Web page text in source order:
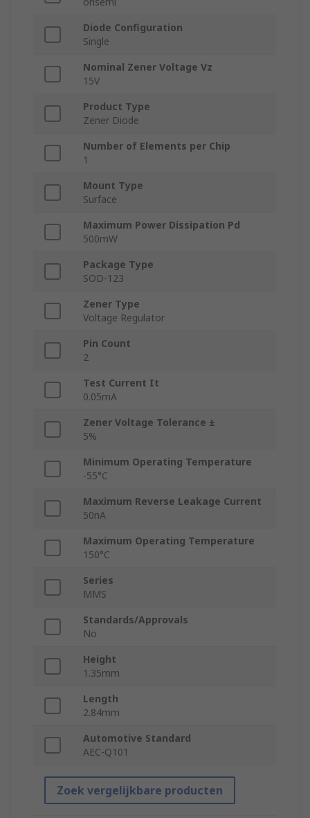
Diode Configuration
Single
Nominal Zener Voltage Vz
15V
Product Type
Zener Diode
Number of Elements per Chip
1
Mount Type
Surface
Maximum Power Dissipation Pd
500mW
Package Type
SOD-123
Zener Type
Voltage Regulator
Pin Count
2
Test Current It
0.05mA
Zener Voltage Tolerance ±
5%
Minimum Operating Temperature
-55°C
Maximum Reverse Leakage Current
50nA
Maximum Operating Temperature
150°C
Series
MMS
Standards/Approvals
No
Height
1.35mm
Length
2.84mm
Automotive Standard
AEC-Q101
Zoek vergelijkbare producten